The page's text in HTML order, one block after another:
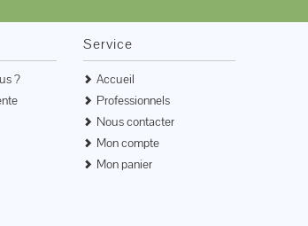
?
Service
Accueil
Professionnels
Nous contacter
Mon compte
Mon panier